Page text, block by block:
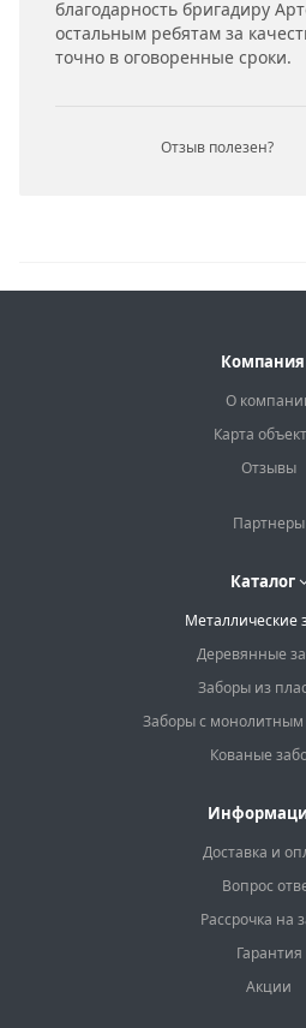
благодарность бригадиру
остальным ребятам за
точно в оговоренные сроки.
Отзыв полезен?
Компания
О
Карта
Отзывы
Партнеры
Каталог
Металлические
Деревянные
Заборы из
Заборы с
Кованые
Доставка и
Вопрос
Рассрочка на
Гарантия
Акции